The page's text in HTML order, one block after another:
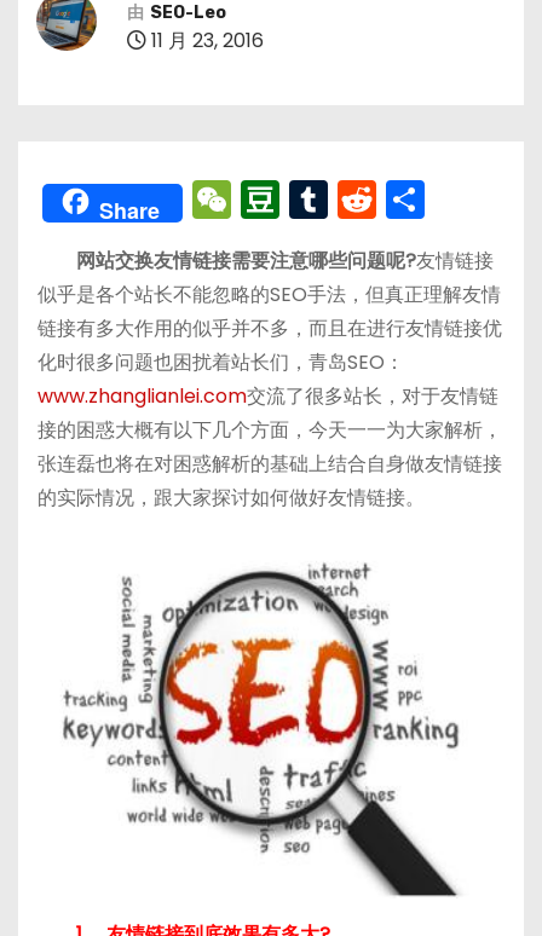
由 SEO-Leo
11 月 23, 2016
Share W
e
C
h
a
t
D
o
u
b
a
n
T
u
m
bl
r
R
e
d
di
t
享
网站交换友情链接需要注意哪些问题呢?友情链接
似乎是各个站长不能忽略的SEO手法，但真正理解友情
链接有多大作用的似乎并不多，而且在进行友情链接优
化时很多问题也困扰着站长们，青岛SEO：
www.zhanglianlei.com交流了很多站长，对于友情链
接的困惑大概有以下几个方面，今天一一为大家解析，
张连磊也将在对困惑解析的基础上结合自身做友情链接
的实际情况，跟大家探讨如何做好友情链接。